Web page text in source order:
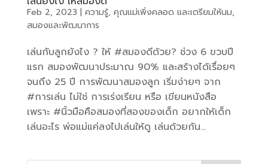
Feb 2, 2023 | ความรู้, คุณแม่เพิ่งคลอด และเตรียมให้นม,
สมองและพัฒนาการ
เล่นกับลูกยังไง ? ให้ #สมองดีด้วย? ช่วง 6 ขวบปี
แรก สมองพัฒนาประมาณ 90% และสร้างได้เรื่อยๆ
จนถึง 25 ปี การพัฒนาสมองลูก เริ่มง่ายๆ จาก
#การเล่น ไม่ใช่ การเร่งเรียน หรือ เขียนหนังสือ
เพราะ #นิ้วมือคือสมองที่สองของเด็ก อยากให้เด็ก
เล่นอะไร พ่อแม่แค่ลงไปเล่นให้ดู เล่นด้วยกัน...